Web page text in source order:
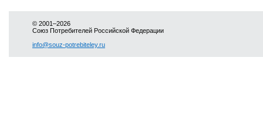
© 2001–2026
Союз Потребителей Российской Федерации
info@souz-potrebiteley.ru